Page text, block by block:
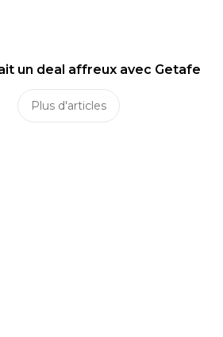
un deal affreux avec Getafe
Plus d'articles